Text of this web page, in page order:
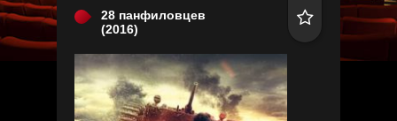
28 панфиловцев
(2016)
